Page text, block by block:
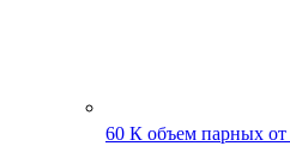
60 К объем парных